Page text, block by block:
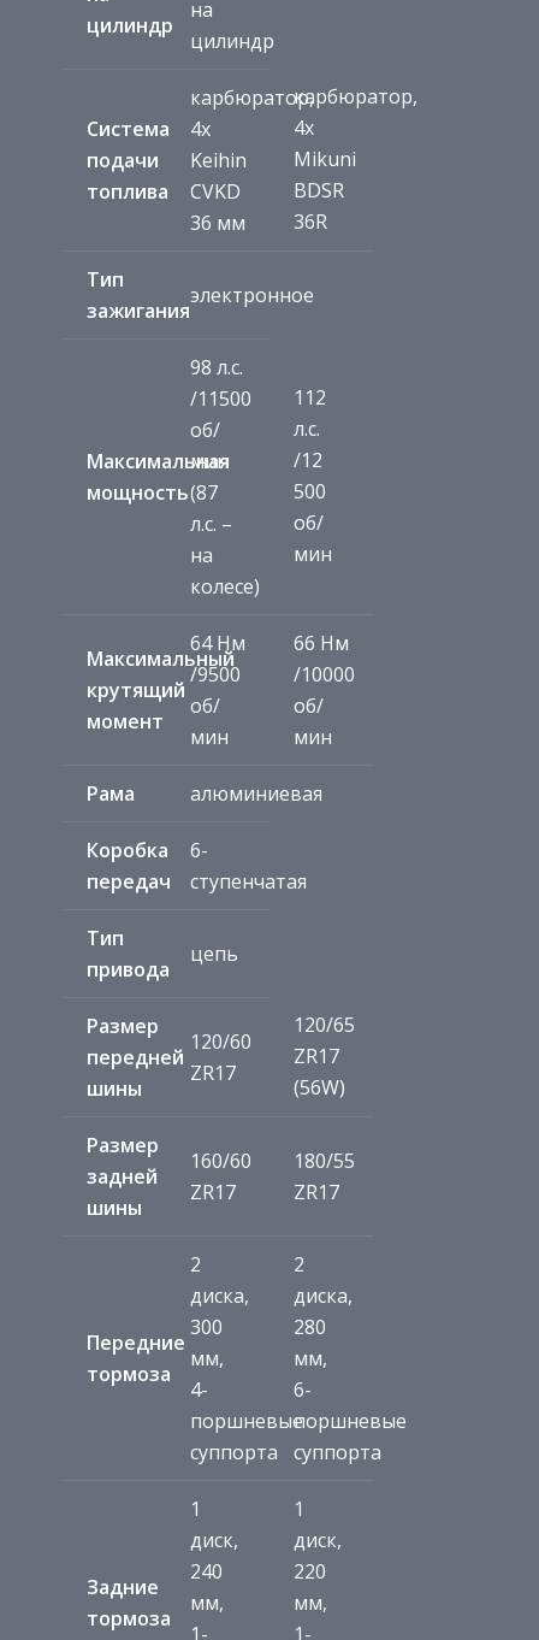
цилиндр
на
цилиндр
Система
подачи
топлива
карбюратор,
4x
Keihin
CVKD
36 мм
карбюратор,
4x
Mikuni
BDSR
36R
Тип
зажигания
электронное
Максимальная
мощность
98 л.с.
/11500
об/
мин
(87
л.с. –
на
колесе)
112
л.с.
/12
500
об/
мин
Максимальный
крутящий
момент
64 Нм
/9500
об/
мин
66 Нм
/10000
об/
мин
Рама алюминиевая
Коробка
передач
6-
ступенчатая
Тип
привода
цепь
Размер
передней
шины
120/60
ZR17
120/65
ZR17
(56W)
Размер
задней
шины
160/60
ZR17
180/55
ZR17
Передние
тормоза
2
диска,
300
мм,
4-
поршневые
суппорта
2
диска,
280
мм,
6-
поршневые
суппорта
Задние
тормоза
1
диск,
240
мм,
1-
1
диск,
220
мм,
1-